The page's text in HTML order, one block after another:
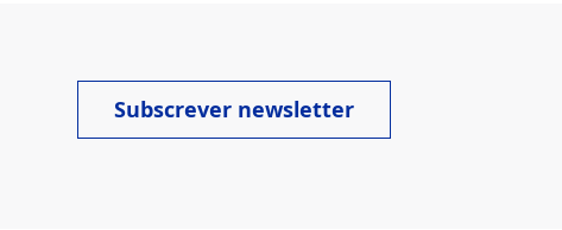
Subscrever newsletter